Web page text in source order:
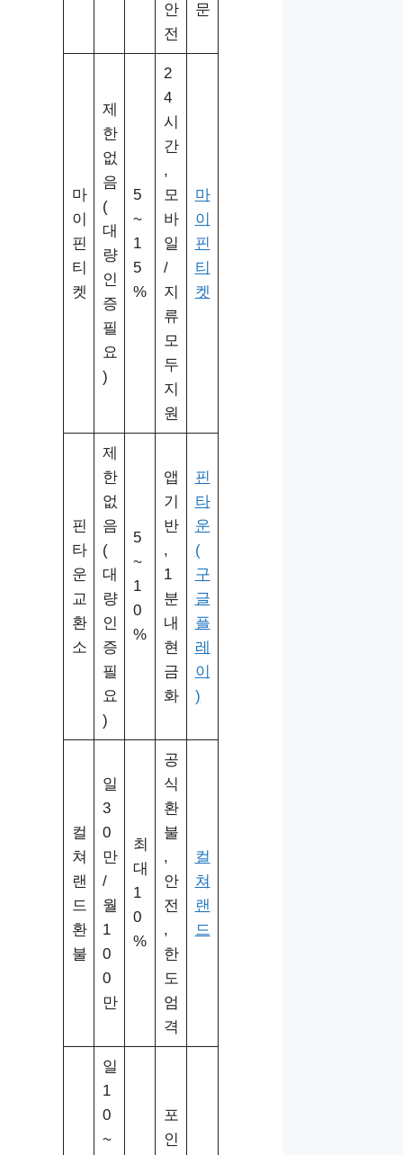
안
전
문
마
이
핀
티
켓
제
한
없
음
(
대
량
인
증
필
요
)
5
~
1
5
%
2
4
시
간
,
모
바
일
/
지
류
모
두
지
원
마
이
핀
티
켓
핀
타
운
교
환
소
제
한
없
음
(
대
량
인
증
필
요
)
5
~
1
0
%
앱
기
반
,
1
분
내
현
금
화
핀
타
운
(
구
글
플
레
이
)
컬
쳐
랜
드
환
불
일
3
0
만
/
월
1
0
0
만
최
대
1
0
%
공
식
환
불
,
안
전
,
한
도
엄
격
컬
쳐
랜
드
일
1
0
~
포
인